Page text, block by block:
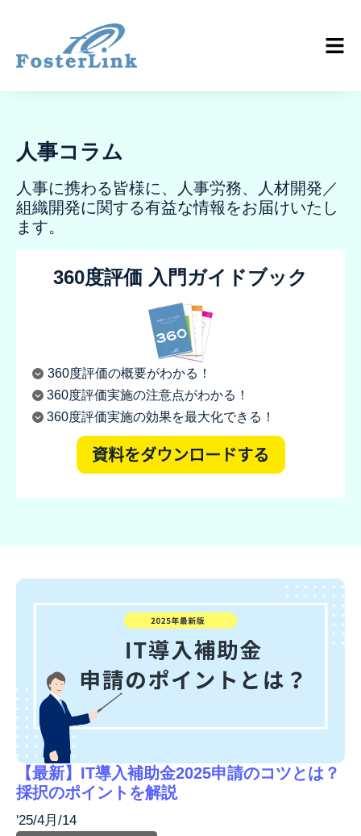
人事コラム
人事に携わる皆様に、人事労務、人材開発／
組織開発に関する有益な情報をお届けいたし
ます。
360度評価 入門ガイドブック
360度評価の概要がわかる！
360度評価実施の注意点がわかる！
360度評価実施の効果を最大化できる！
【最新】IT導入補助金2025申請のコツとは？
採択のポイントを解説
'25/4月/14